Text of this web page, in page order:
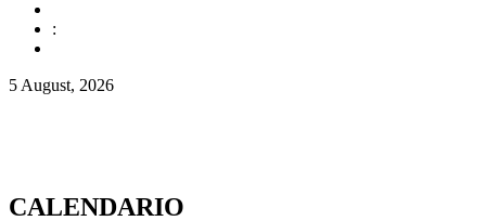
:
5 August, 2026
CALENDARIO